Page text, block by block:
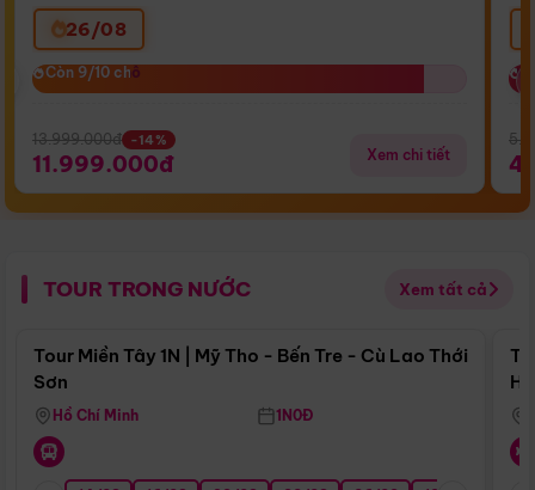
26/08
Còn 9/10 chỗ
Còn 9/10 chỗ
13.999.000đ -14%
11.999.000đ Xem chi tiết
TOUR TRONG NƯỚC Xem tất cả
Điểm nổi bật
Tour Miền Tây 1N | Mỹ Tho - Bến Tre - Cù Lao Thới
Sơn
Hồ Chí Minh 1N0Đ